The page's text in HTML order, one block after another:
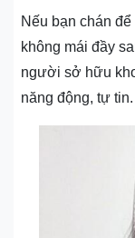
Nếu bạn chán
không mái đầy
người sở hữu
năng động, tự tin.